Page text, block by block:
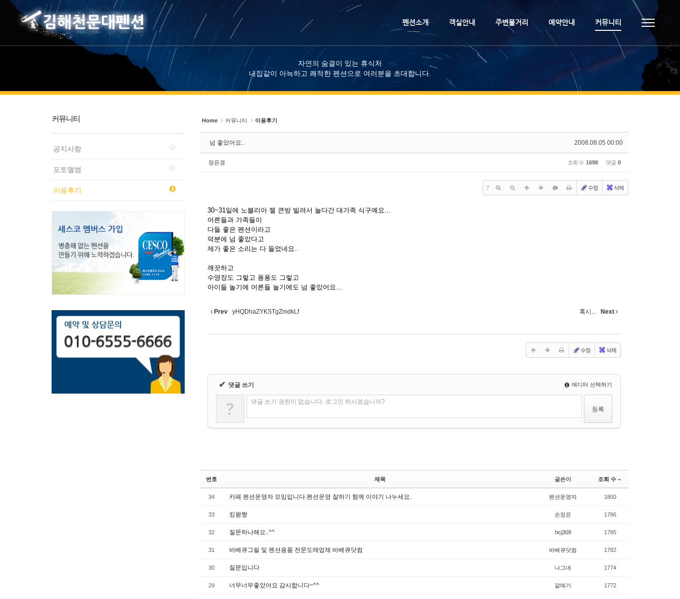
메뉴 건너뛰기
펜션소개
객실안내 주변볼거리 예약안내 커뮤니티
자연의 숨결이 있는 휴식처
내집같이 아늑하고 쾌적한 펜션으로 여러분을 초대합니다.
커뮤니티
공지사항
포토앨범
이용후기
Home 커뮤니티 이용후기
2008.08.05 00:00
넘 좋았어요..
장은경 조회 수 1698 댓글 0
? 수정 삭제
30~31일에 노블리아 젤 큰방 빌려서 놀다간 대가족 식구예요...
어른들과 가족들이
다들 좋은 펜션이라고
덕분에 넘 좋았다고
제가 좋은 소리는 다 들었네요..
깨끗하고
수영장도 그렇고 퐁퐁도 그렇고
아이들 놀기에 어른들 놀기에도 넘 좋았어요...
Prev yHQDhaZYKSTgZmdkLf 혹시... Next
수정 삭제
✔ 댓글 쓰기 에디터 선택하기
? 댓글 쓰기 권한이 없습니다. 로그인 하시겠습니까?
번호 제목 글쓴이 조회 수
34 카페 펜션운영자 모임입니다.펜션운영 잘하기 함께 이야기 나누세요. 펜션운영자 1800
33 킹왕짱 손정은 1786
32 질문하나해요..^^ hcj309 1785
31 바베큐그릴 및 펜션용품 전문도매업체 바베큐닷컴 바베큐닷컴 1782
30 질문입니다 나그네 1774
29 너무너무좋았어요 감사합니다~^^ 갈매기 1772
Sketchbook5, 스케치북5
Sketchbook5, 스케치북5